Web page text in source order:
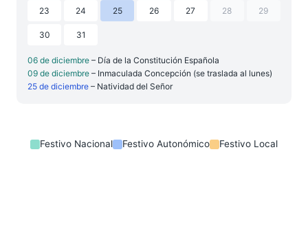
23 24 25 26 27 28 29
30 31
06 de diciembre – Día de la Constitución Española
09 de diciembre – Inmaculada Concepción (se traslada al lunes)
25 de diciembre – Natividad del Señor
Festivo Nacional Festivo Autonómico Festivo Local